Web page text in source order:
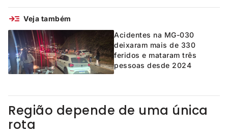
Veja também
Acidentes na MG-030
deixaram mais de 330
feridos e mataram três
pessoas desde 2024
Região depende de uma única
rota